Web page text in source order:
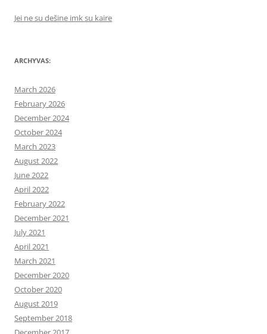
Jei ne su dešine imk su kaire
ARCHYVAS:
March 2026
February 2026
December 2024
October 2024
March 2023
August 2022
June 2022
April 2022
February 2022
December 2021
July 2021
April 2021
March 2021
December 2020
October 2020
August 2019
September 2018